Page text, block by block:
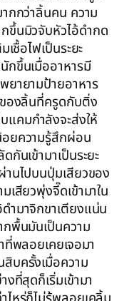
กกว่าลิ้นคน ความ
ขึ้นมิวจับหัวไอ้ดำกด
ชื้อไฟเป็นระยะ
กขึ้นเมื่ออาหารมี
ายามป้ายอาหาร
องลิ้นที่ครูดกับติ่ง
คมกำลังจะส่งให้
ยความรู้สึกผ่อน
นเข้ามาเป็นระยะ
นไปบนปุ่มเสียวของ
สียวพุ่งจี๊ดเข้ามาใน
ำมาจิกขาเตียงแน่น
พื้นมันเป็นความ
พลอยเคยเจอมา
บครั้งเมื่อความ
ที่สุดก็เริ่มเข้ามา